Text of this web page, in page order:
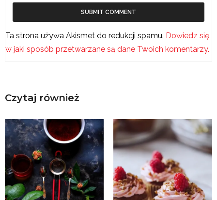
Ta strona używa Akismet do redukcji spamu. Dowiedz się,
w jaki sposób przetwarzane są dane Twoich komentarzy.
Czytaj również